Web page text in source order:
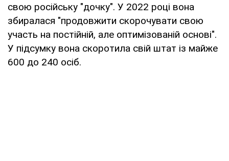
свою російську "дочку". У 2022 році вона
збиралася "продовжити скорочувати свою
участь на постійній, але оптимізованій основі".
У підсумку вона скоротила свій штат із майже
600 до 240 осіб.